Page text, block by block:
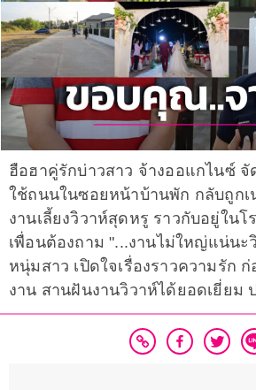
ฮือฮาคู่รักบ่าวสาว จ้างออแกไนซ์ จั
ใช้ถนนในซอยหน้าบ้านพัก กลับถูกเ
งานเลี้ยงวิวาห์สุดหรู ราวกับอยู่ใน
เพื่อนต้องถาม "...งานไม่ใหญ่แน่นะ
หนุ่มสาว เปิดใจเรื่องราวความรัก
งาน สานฝันงานวิวาห์ได้ยอดเยี่ยม